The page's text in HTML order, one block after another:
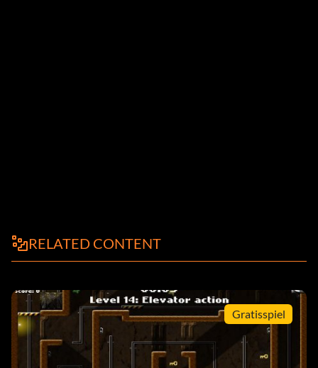
RELATED CONTENT
Gratisspiel